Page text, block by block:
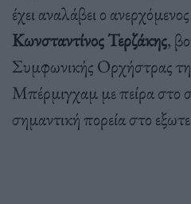
έχει αναλάβει ο
Κωνσταντίνος Τερζάκης,
Συμφωνικής Ορχήστρας
Μπέρμιγχαμ με πείρα στο
σημαντική πορεία στο